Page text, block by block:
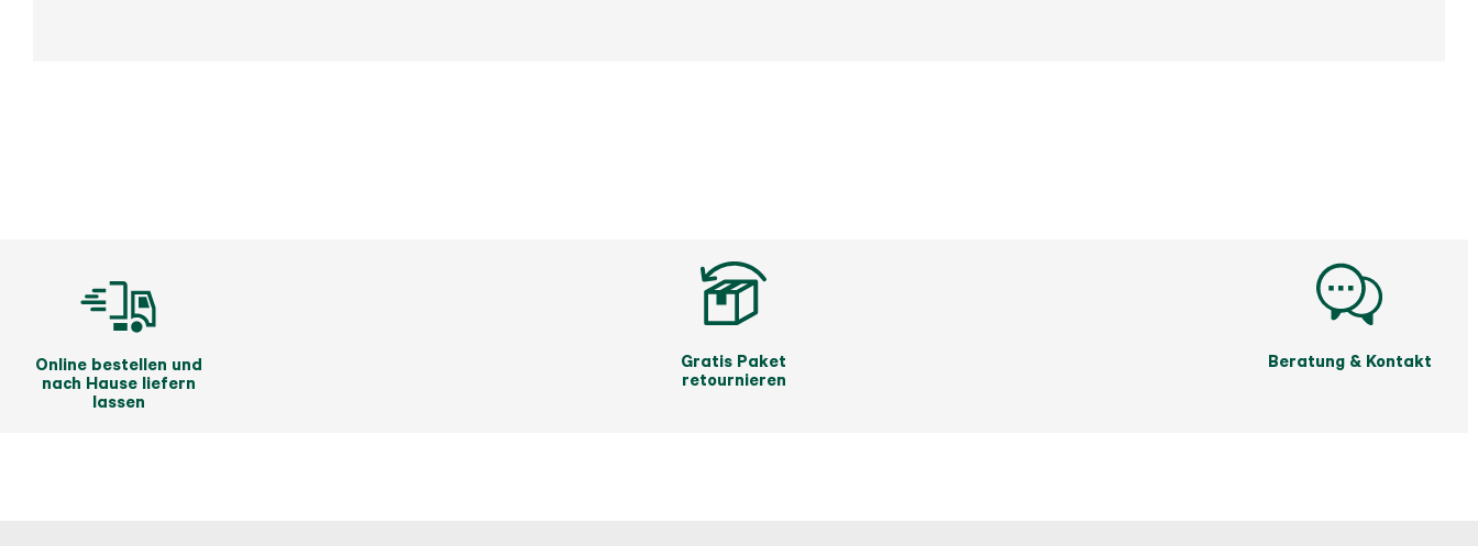
Online bestellen und
nach Hause liefern
lassen
Gratis Paket
retournieren
Beratung & Kontakt